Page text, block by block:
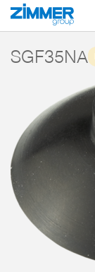
시작 제품
SGF35NA